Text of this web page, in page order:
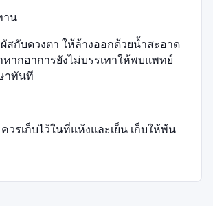
าน
กับดวงตา ให้ล้างออกด้วยน้ำสะอาด
ากอาการยังไม่บรรเทาให้พบแพทย์
าทันที
วรเก็บไว้ในที่แห้งและเย็น เก็บให้พ้น